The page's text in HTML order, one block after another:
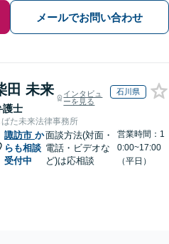
メールでお問い合わせ
田 未来
護士
インタビュ
ーを見る
石川県
ばた未来法律事務所
諏訪市 か
らも相談
受付中
面談方法(対面・
電話・ビデオな
ど)は応相談
営業時間：1
0:00~17:00
（平日）